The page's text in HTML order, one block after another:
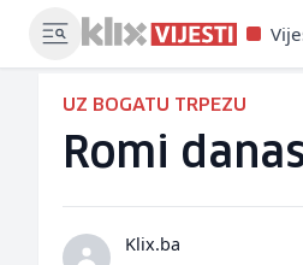
UZ BOGATU TRPEZU
Romi
Klix.ba